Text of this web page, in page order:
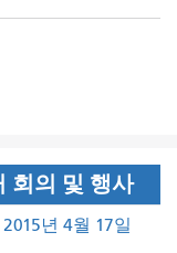
회의 및 행사
년 4월 17일